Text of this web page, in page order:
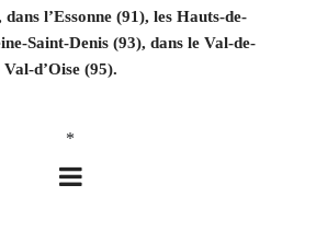
dans l’Essonne (91), les Hauts-de-
Saint-Denis (93), dans le Val-de-
d’Oise (95).
*